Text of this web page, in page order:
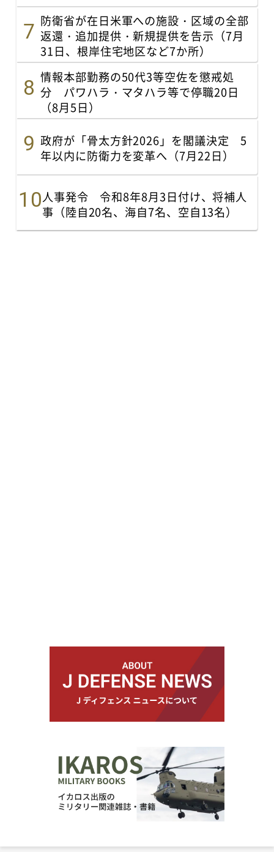
防衛省が在日米軍への施設・区域の全部
返還・追加提供・新規提供を告示（7月
31日、根岸住宅地区など7か所）
情報本部勤務の50代3等空佐を懲戒処
分 パワハラ・マタハラ等で停職20日
（8月5日）
政府が「骨太方針2026」を閣議決定 5
年以内に防衛力を変革へ（7月22日）
人事発令 令和8年8月3日付け、将補人
事（陸自20名、海自7名、空自13名）